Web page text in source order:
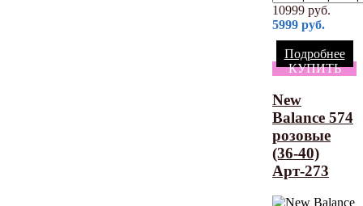
10999 руб.
5999 руб.
Подробнее
КУПИТЬ
New
Balance 574
розовые
(36-40)
Арт-273